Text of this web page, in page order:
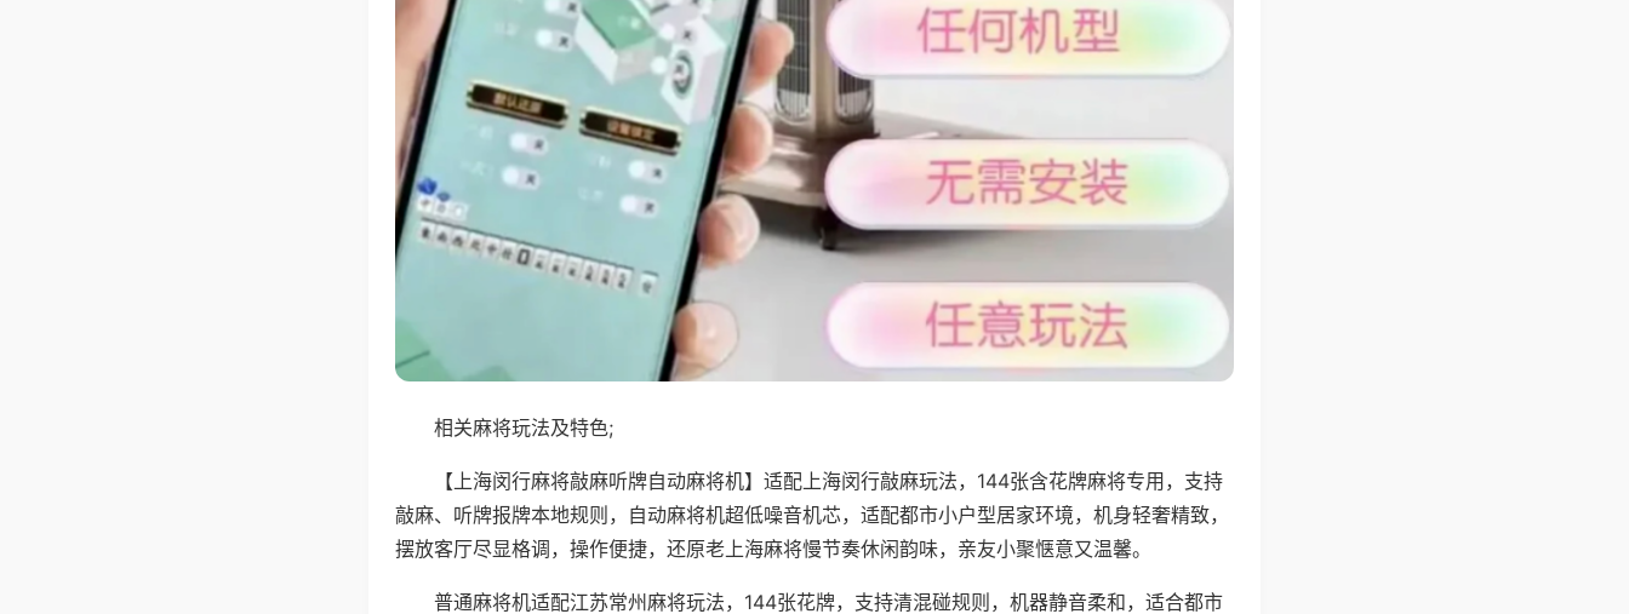
相关麻将玩法及特色;
【上海闵行麻将敲麻听牌自动麻将机】适配上海闵行敲麻玩法，144张含花牌麻将专用，支持
敲麻、听牌报牌本地规则，自动麻将机超低噪音机芯，适配都市小户型居家环境，机身轻奢精致，
摆放客厅尽显格调，操作便捷，还原老上海麻将慢节奏休闲韵味，亲友小聚惬意又温馨。
普通麻将机适配江苏常州麻将玩法，144张花牌，支持清混碰规则，机器静音柔和，适合都市